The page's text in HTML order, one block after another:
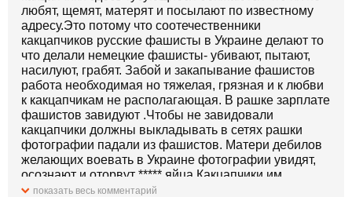
любят, щемят, матерят и посылают по известному
адресу.Это потому что соотечественники
какцапчиков русские фашисты в Украине делают то
что делали немецкие фашисты- убивают, пытают,
насилуют, грабят. Забой и закапывание фашистов
работа необходимая но тяжелая, грязная и к любви
к какцапчикам не располагающая. В рашке зарплате
фашистов завидуют .Чтобы не завидовали
какцапчики должны выкладывать в сетях рашки
фотографии падали из фашистов. Матери дебилов
желающих воевать в Украине фотографии увидят,
осознают и оторвут ***** яйца.Какцапчики им
помогут -кастрировать педофила святое дело.
показать весь комментарий